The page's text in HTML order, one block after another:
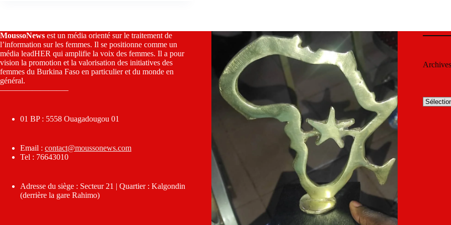
MoussoNews est un média orienté sur le traitement de
l’information sur les femmes. Il se positionne comme un
média leadHER qui amplifie la voix des femmes. Il a pour
vision la promotion et la valorisation des initiatives des
femmes du Burkina Faso en particulier et du monde en
général.
————————–
01 BP : 5558 Ouagadougou 01
Email : contact@moussonews.com
Tel : 76643010
Adresse du siège : Secteur 21 | Quartier : Kalgondin
(derrière la gare Rahimo)
Archives
Archives